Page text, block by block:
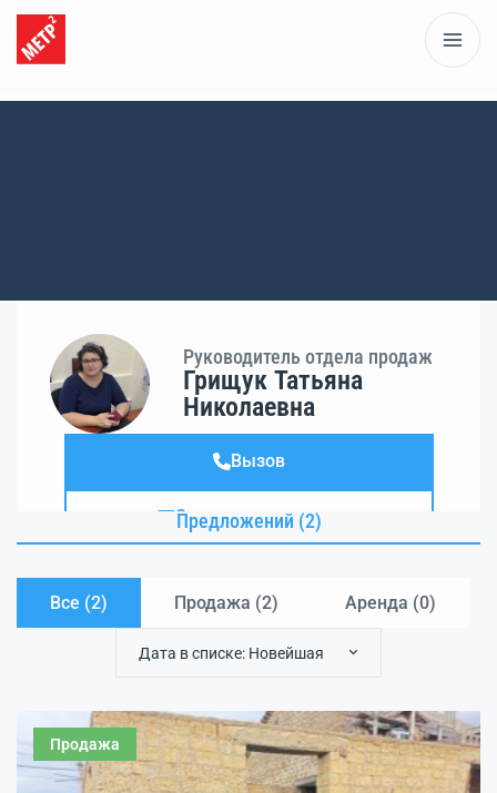
Руководитель отдела продаж
Грищук Татьяна
Николаевна
Вызов
Электронная почта
Предложений (2)
Все (2) Продажа (2) Аренда (0)
Дата в списке: Новейшая
Продажа